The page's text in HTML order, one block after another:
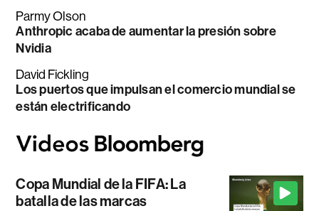
Parmy Olson
Anthropic acaba de aumentar la presión sobre
Nvidia
David Fickling
Los puertos que impulsan el comercio mundial se
están electrificando
Copa Mundial de la FIFA: La
batalla de las marcas